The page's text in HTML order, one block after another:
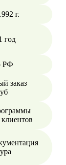
г.
год
РФ
заказ